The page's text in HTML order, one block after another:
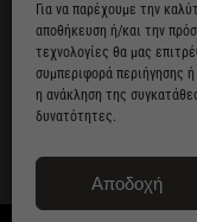
Για να παρέχουμε την
αποθήκευση ή/και την
τεχνολογίες θα μας
συμπεριφορά περιήγησης
η ανάκληση της
δυνατότητες.
Αποδοχή